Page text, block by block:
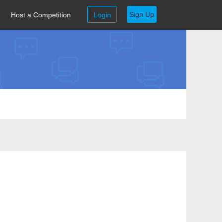
Host a Competition Login Sign Up